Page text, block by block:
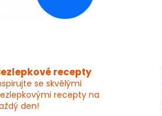
recepty
se skvělými
recepty na
den!